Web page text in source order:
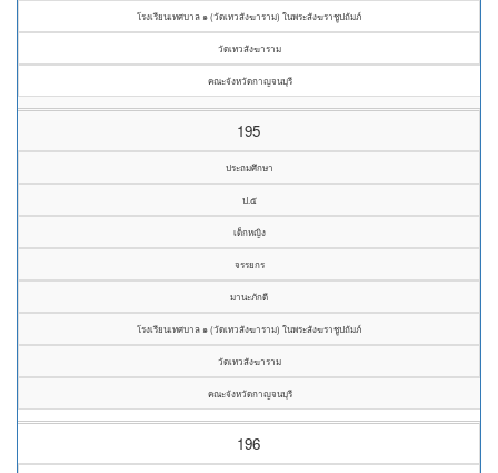
โรงเรียนเทศบาล ๑ (วัดเทวสังฆาราม) ในพระสังฆราชูปถัมภ์
วัดเทวสังฆาราม
คณะจังหวัดกาญจนบุรี
195
ประถมศึกษา
ป.๕
เด็กหญิง
จรรยกร
มานะภักดี
โรงเรียนเทศบาล ๑ (วัดเทวสังฆาราม) ในพระสังฆราชูปถัมภ์
วัดเทวสังฆาราม
คณะจังหวัดกาญจนบุรี
196